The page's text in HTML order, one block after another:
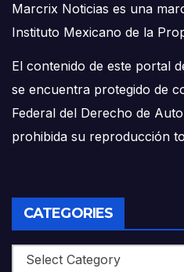
Marcrix Noticias es una
Instituto Mexicano de la
El contenido de este portal
se encuentra protegido de
Federal del Derecho de
prohibida su reproducción
CATEGORIES
Categories